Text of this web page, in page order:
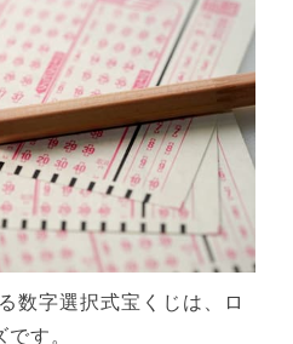
数字選択式宝くじは、ロ
す。